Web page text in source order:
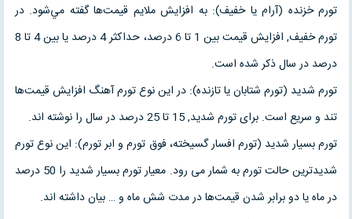
تورم خزنده (آرام يا خفيف): به افزايش ملايم قيمت‌ها گفته مي‌شود. در
تورم خفيف, افزايش قيمت بين 1 تا 6 درصد، حداكثر 4 درصد يا بين 4 تا 8
درصد در سال ذكر شده است.
تورم شديد (تورم شتابان يا تازنده): در اين نوع تورم آهنگ افزايش قيمت‌ها
تند و سريع است. براى تورم شديد, 15 تا 25 درصد در سال را نوشته اند.
تورم بسيار شديد (تورم افسار گسيخته، فوق تورم و ابر تورم): اين نوع تورم
شديدترين حالت تورم به شمار مى رود. معيار تورم بسيار شديد را 50 درصد
در ماه يا دو برابر شدن قيمت‌ها در مدت شش ماه و … بيان داشته اند.